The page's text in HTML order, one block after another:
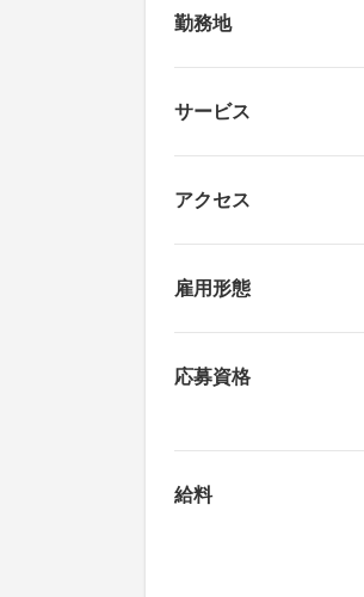
勤務地
サービス
アクセス
雇用形態
応募資格
給料